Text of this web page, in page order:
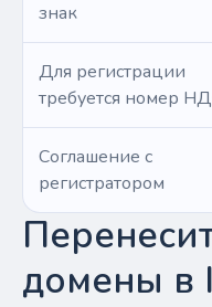
знак
Для регистрации
требуется номер
Соглашение с
регистратором
домены в